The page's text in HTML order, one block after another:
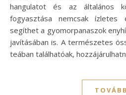
hangulatot és az általános
fogyasztása nemcsak ízletes
segíthet a gyomorpanaszok
javításában is. A természetes
teában találhatóak,
TOVÁBB